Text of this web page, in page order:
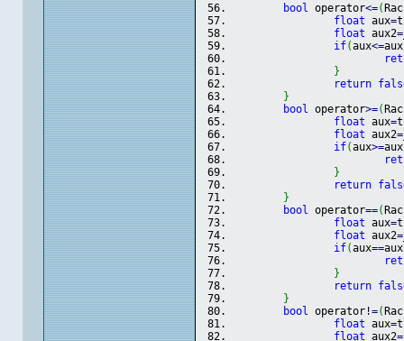
bool operator<=(
float aux=
float aux2=
if(aux<=
}
return
}
bool operator>=(
float aux=
float aux2=
if(aux>=
}
return
}
bool operator==(
float aux=
float aux2=
if(aux==
}
return
}
bool operator!=(
float aux=
float aux2=